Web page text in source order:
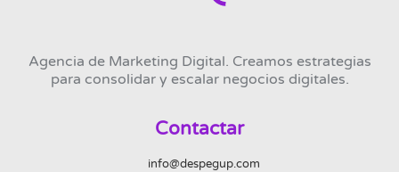
Agencia de Marketing Digital. Creamos estrategias
para consolidar y escalar negocios digitales.
Contactar
info@despegup.com